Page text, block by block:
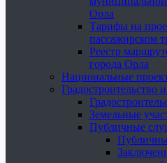
Орла
Тарифы на
пассажирском
Реестр
города Орла
Национальные
Градостроительство
Земельные
Публичные